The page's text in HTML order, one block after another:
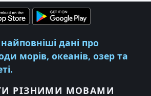
дані про
морів, океанів, озер та
РІЗНИМИ МОВАМИ